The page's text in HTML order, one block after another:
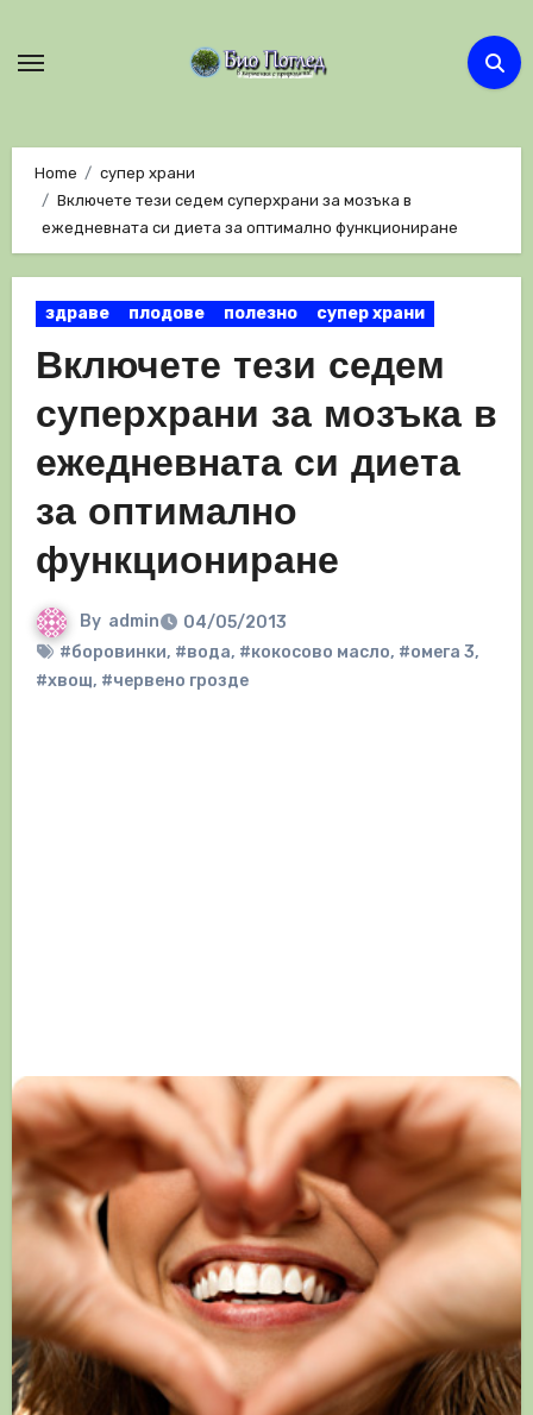
Home
супер храни
Включете тези седем суперхрани за мозъка в
ежедневната си диета за оптимално функциониране
здраве плодове полезно супер храни
Включете тези седем
суперхрани за мозъка в
ежедневната си диета
за оптимално
функциониране
By admin
04/05/2013
#боровинки, #вода, #кокосово масло, #омега 3,
#хвощ, #червено грозде